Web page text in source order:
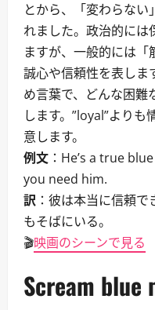
とから、「変わらな
れました。政治的には
ますが、一般的には
誠心や信頼性を表しま
め言葉で、どんな困難
します。”loyal”より
意します。
例文 ：He’s a true
you need him.
訳 ：彼は本当に信頼
もそばにいる。
🎬映画のシーンで見る
Scream blue